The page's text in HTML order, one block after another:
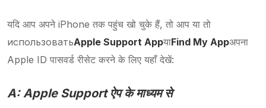
यदि आप अपने iPhone तक पहुंच खो चुके हैं, तो आप या तो
использоватьApple Support AppयाFind My Appअपना
Apple ID पासवर्ड रीसेट करने के लिए यहाँ देखें:
A: Apple Support ऐप के माध्यम से